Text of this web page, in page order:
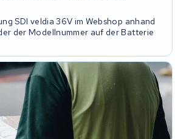
SDI veldia 36V im Webshop anhand
der Modellnummer auf der Batterie